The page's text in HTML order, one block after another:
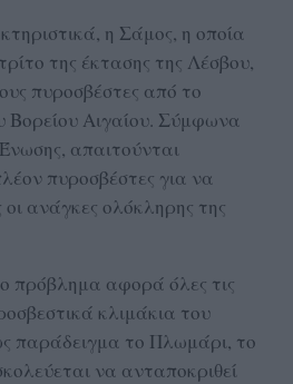
η Σάμος, η οποία
της έκτασης της Λέσβου,
πυροσβέστες από το
Βορείου Αιγαίου. Σύμφωνα
απαιτούνται
πυροσβέστες για να
ανάγκες ολόκληρης της
πρόβλημα αφορά όλες τις
κλιμάκια του
παράδειγμα το Πλωμάρι, το
να ανταποκριθεί